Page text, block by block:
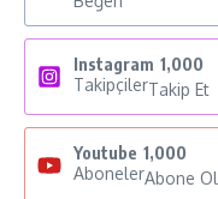
Instagram 1,000
TakipçilerTakip Et
Youtube 1,000
AbonelerAbone Ol